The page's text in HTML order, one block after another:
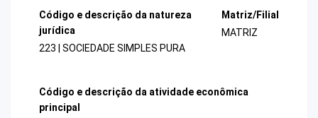
Código e descrição da natureza
jurídica
223 | SOCIEDADE SIMPLES PURA
Matriz/Filial
MATRIZ
Código e descrição da atividade econômica
principal